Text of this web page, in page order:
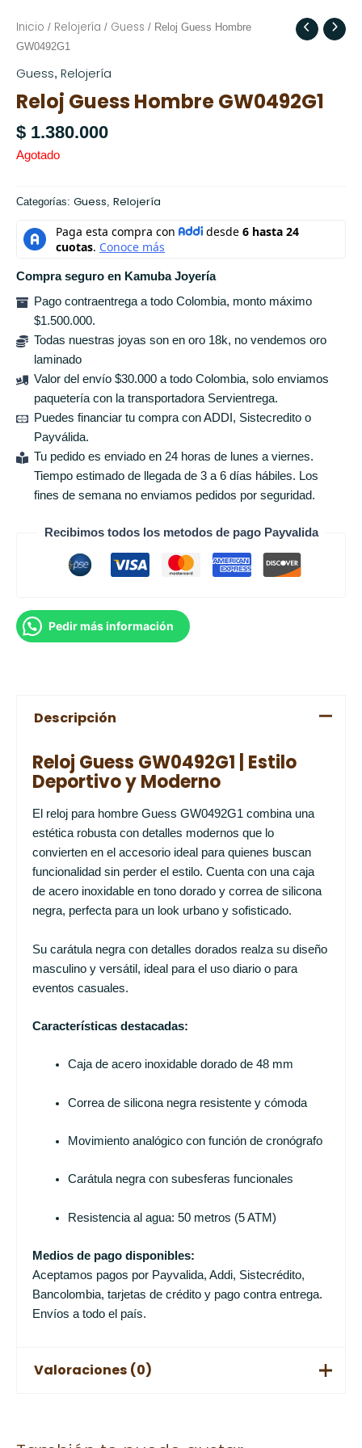
Inicio / Relojería / Guess / Reloj Guess Hombre
GW0492G1
Guess, Relojería
Reloj Guess Hombre GW0492G1
$ 1.380.000
Agotado
Categorías: Guess Relojería
Compra seguro en Kamuba Joyería
Pago contraentrega a todo Colombia, monto máximo
$1.500.000.
Todas nuestras joyas son en oro 18k, no vendemos oro
laminado
Valor del envío $30.000 a todo Colombia, solo enviamos
paquetería con la transportadora Servientrega.
Puedes financiar tu compra con ADDI, Sistecredito o
Payválida.
Tu pedido es enviado en 24 horas de lunes a viernes.
Tiempo estimado de llegada de 3 a 6 días hábiles. Los
fines de semana no enviamos pedidos por seguridad.
Recibimos todos los metodos de pago Payvalida
Pedir más información
Descripción
Reloj Guess GW0492G1 | Estilo
Deportivo y Moderno
El reloj para hombre Guess GW0492G1 combina una
estética robusta con detalles modernos que lo
convierten en el accesorio ideal para quienes buscan
funcionalidad sin perder el estilo. Cuenta con una caja
de acero inoxidable en tono dorado y correa de silicona
negra, perfecta para un look urbano y sofisticado.
Su carátula negra con detalles dorados realza su diseño
masculino y versátil, ideal para el uso diario o para
eventos casuales.
Características destacadas:
Caja de acero inoxidable dorado de 48 mm
Correa de silicona negra resistente y cómoda
Movimiento analógico con función de cronógrafo
Carátula negra con subesferas funcionales
Resistencia al agua: 50 metros (5 ATM)
Medios de pago disponibles:
Aceptamos pagos por Payvalida, Addi, Sistecrédito,
Bancolombia, tarjetas de crédito y pago contra entrega.
Envíos a todo el país.
Valoraciones (0)